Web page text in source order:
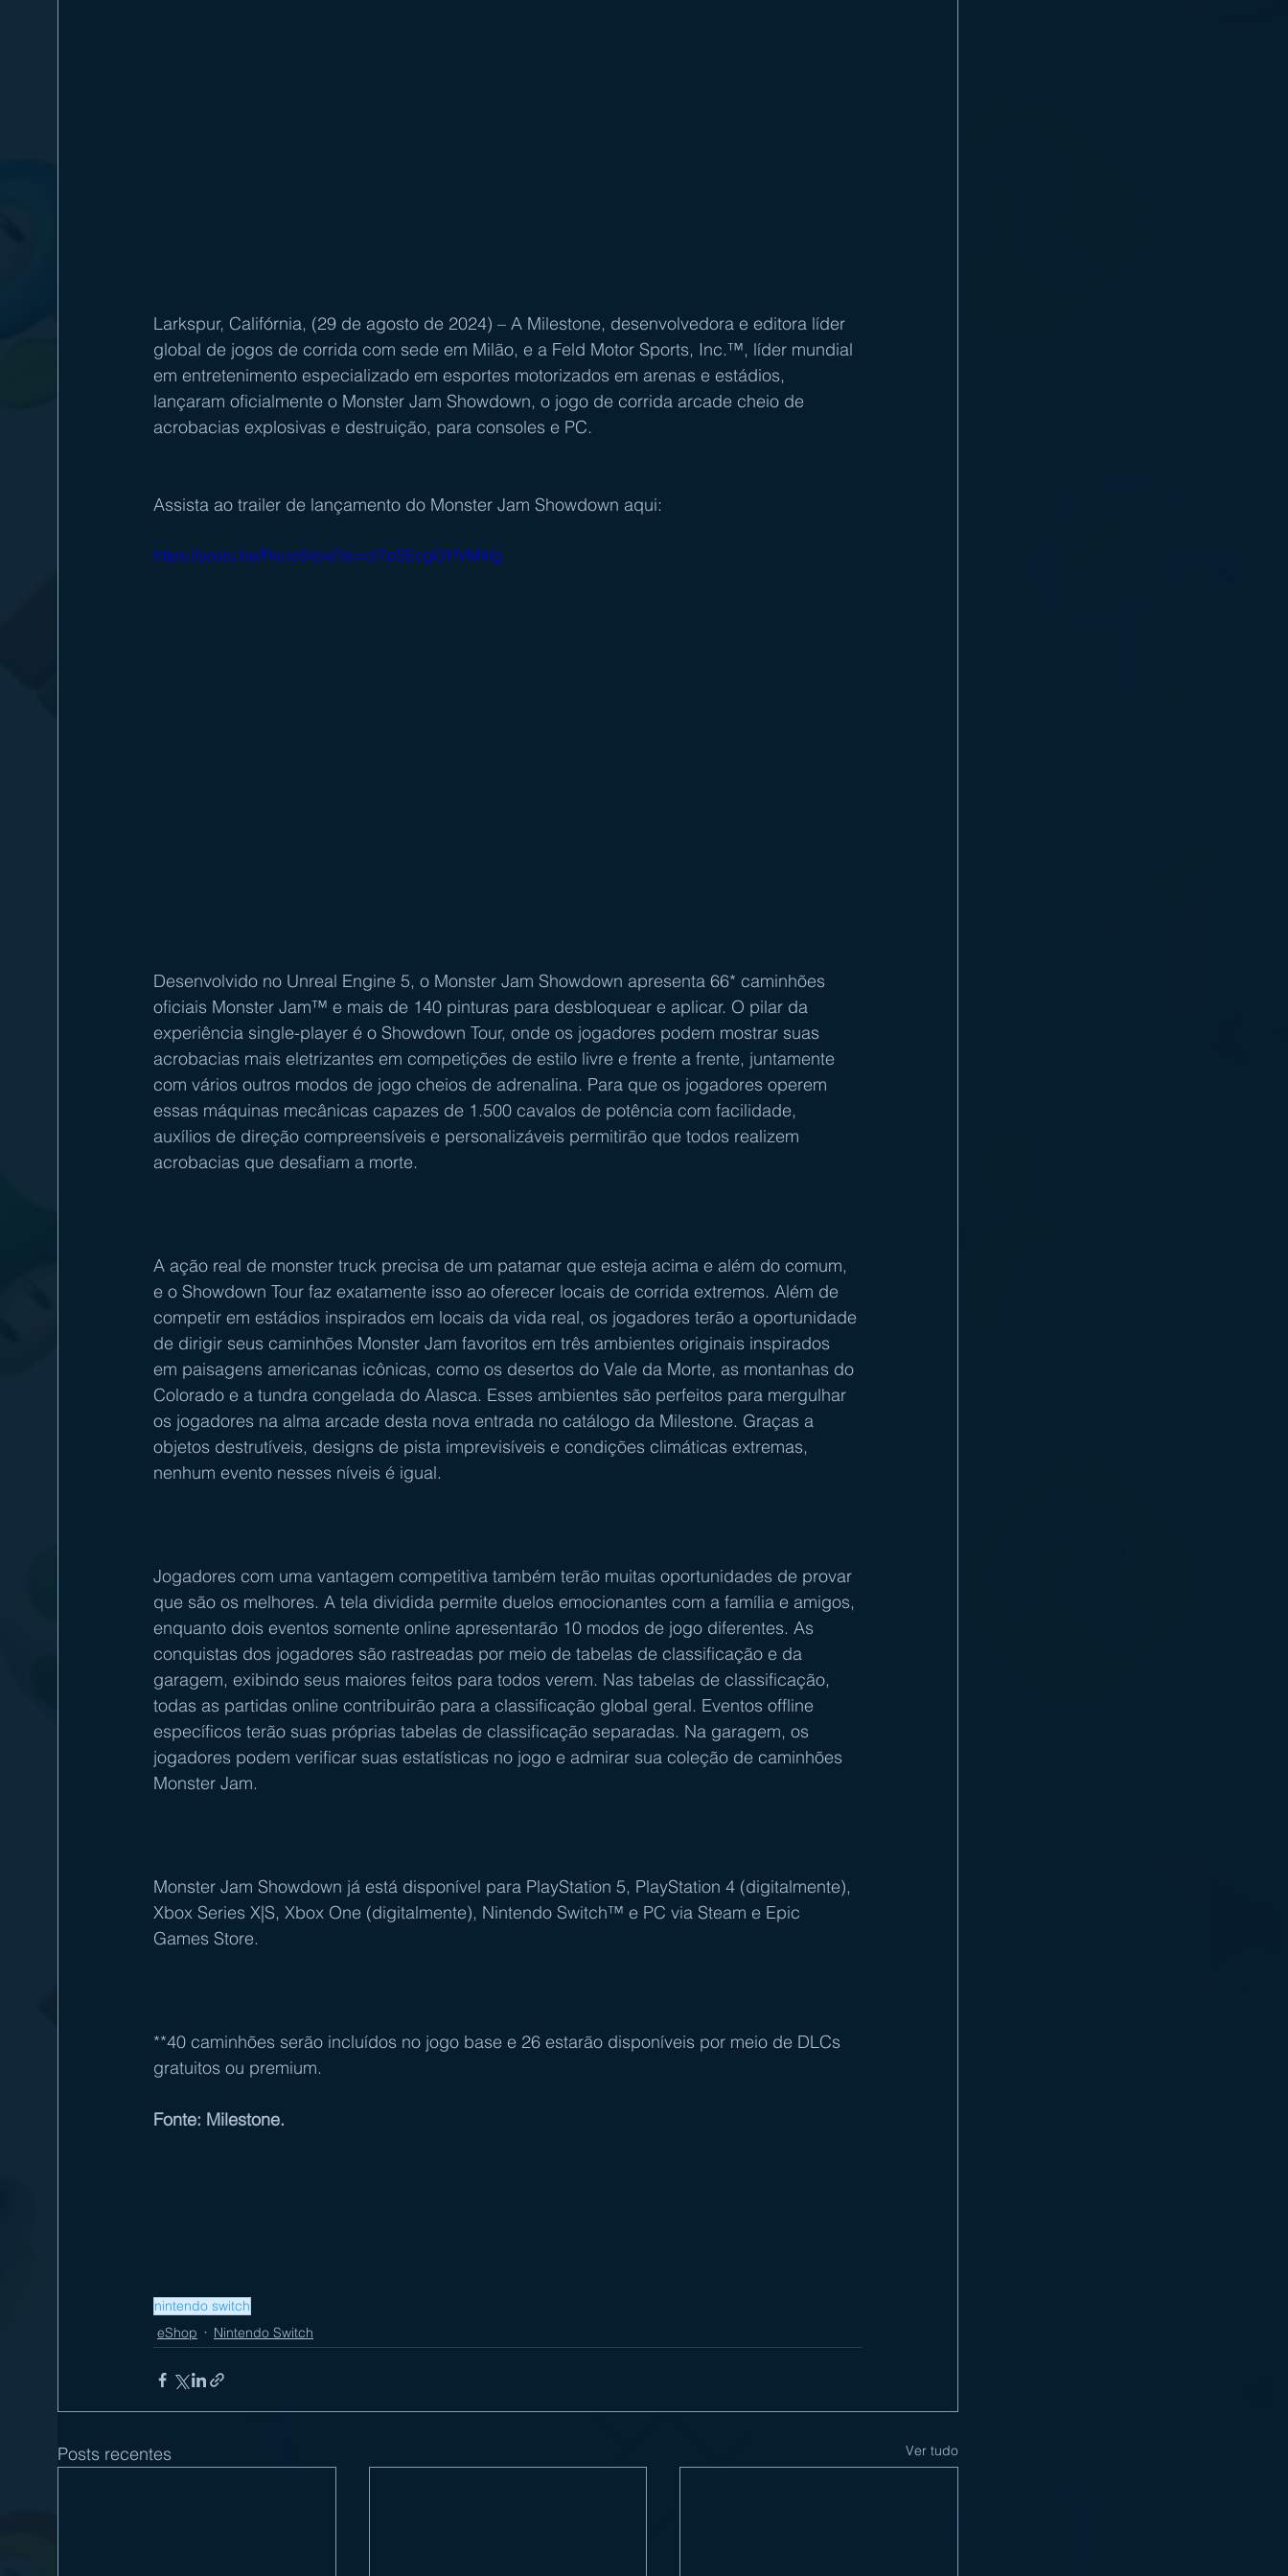
Larkspur, Califórnia, (29 de agosto de 2024) – A Milestone, desenvolvedora e editora líder
global de jogos de corrida com sede em Milão, e a Feld Motor Sports, Inc.™, líder mundial
em entretenimento especializado em esportes motorizados em arenas e estádios,
lançaram oficialmente o Monster Jam Showdown, o jogo de corrida arcade cheio de
acrobacias explosivas e destruição, para consoles e PC.
Assista ao trailer de lançamento do Monster Jam Showdown aqui:
https://youtu.be/Fkcio5lrjxs?si=cl7pSEcgGYlVM4Ig
Desenvolvido no Unreal Engine 5, o Monster Jam Showdown apresenta 66* caminhões
oficiais Monster Jam™ e mais de 140 pinturas para desbloquear e aplicar. O pilar da
experiência single-player é o Showdown Tour, onde os jogadores podem mostrar suas
acrobacias mais eletrizantes em competições de estilo livre e frente a frente, juntamente
com vários outros modos de jogo cheios de adrenalina. Para que os jogadores operem
essas máquinas mecânicas capazes de 1.500 cavalos de potência com facilidade,
auxílios de direção compreensíveis e personalizáveis permitirão que todos realizem
acrobacias que desafiam a morte.
A ação real de monster truck precisa de um patamar que esteja acima e além do comum,
e o Showdown Tour faz exatamente isso ao oferecer locais de corrida extremos. Além de
competir em estádios inspirados em locais da vida real, os jogadores terão a oportunidade
de dirigir seus caminhões Monster Jam favoritos em três ambientes originais inspirados
em paisagens americanas icônicas, como os desertos do Vale da Morte, as montanhas do
Colorado e a tundra congelada do Alasca. Esses ambientes são perfeitos para mergulhar
os jogadores na alma arcade desta nova entrada no catálogo da Milestone. Graças a
objetos destrutíveis, designs de pista imprevisíveis e condições climáticas extremas,
nenhum evento nesses níveis é igual.
Jogadores com uma vantagem competitiva também terão muitas oportunidades de provar
que são os melhores. A tela dividida permite duelos emocionantes com a família e amigos,
enquanto dois eventos somente online apresentarão 10 modos de jogo diferentes. As
conquistas dos jogadores são rastreadas por meio de tabelas de classificação e da
garagem, exibindo seus maiores feitos para todos verem. Nas tabelas de classificação,
todas as partidas online contribuirão para a classificação global geral. Eventos offline
específicos terão suas próprias tabelas de classificação separadas. Na garagem, os
jogadores podem verificar suas estatísticas no jogo e admirar sua coleção de caminhões
Monster Jam.
Monster Jam Showdown já está disponível para PlayStation 5, PlayStation 4 (digitalmente),
Xbox Series X|S, Xbox One (digitalmente), Nintendo Switch™ e PC via Steam e Epic
Games Store.
**40 caminhões serão incluídos no jogo base e 26 estarão disponíveis por meio de DLCs
gratuitos ou premium.
Fonte: Milestone.
nintendo switch
eShop
Nintendo Switch
Posts recentes Ver tudo